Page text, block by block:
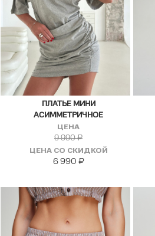
ПЛАТЬЕ МИНИ
АСИММЕТРИЧНОЕ
ЦЕНА
9 990₽
ЦЕНА СО СКИДКОЙ
6 990 ₽